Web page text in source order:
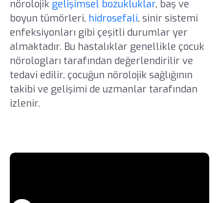
nörolojik gelişimsel bozukluklar, baş ve
boyun tümörleri, hidrosefali, sinir sistemi
enfeksiyonları gibi çeşitli durumlar yer
almaktadır. Bu hastalıklar genellikle çocuk
nörologları tarafından değerlendirilir ve
tedavi edilir, çocuğun nörolojik sağlığının
takibi ve gelişimi de uzmanlar tarafından
izlenir.